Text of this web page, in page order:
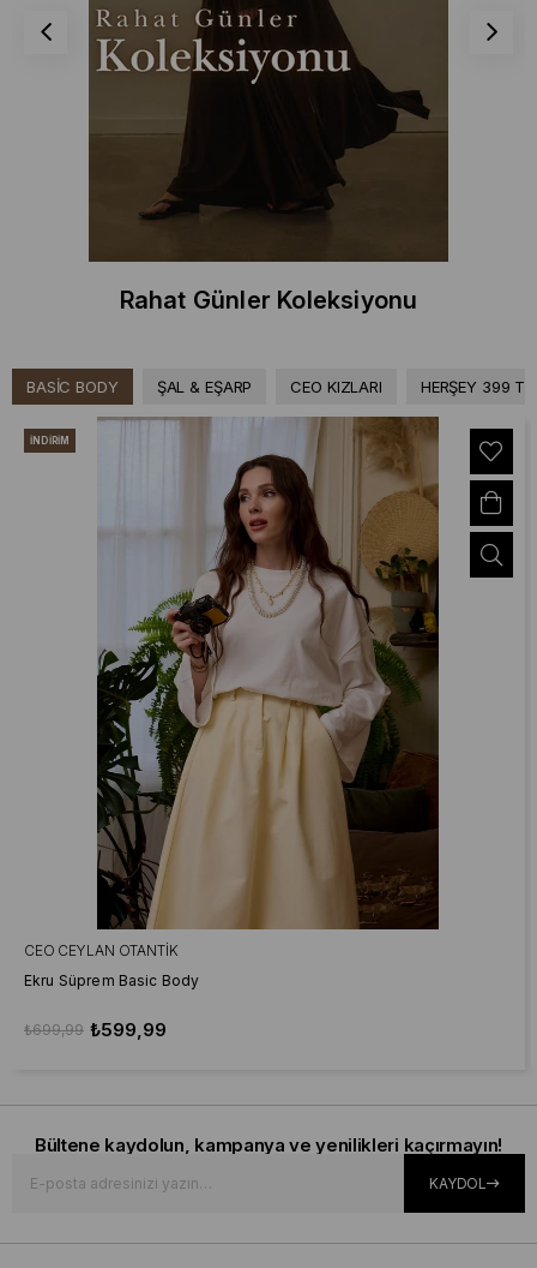
Rahat Günler Koleksiyonu
BASİC BODY ŞAL & EŞARP CEO KIZLARI HERŞEY 399 TL
CEO CEYLAN OTANTIK
Ekru Süprem Basic Body
₺599,99
₺699,99
İNDIRIM
Bültene kaydolun, kampanya ve yenilikleri kaçırmayın!
KAYDOL